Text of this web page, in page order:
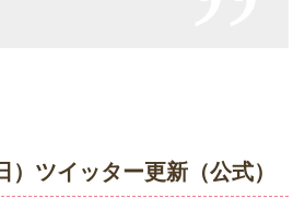
）ツイッター更新（公式）